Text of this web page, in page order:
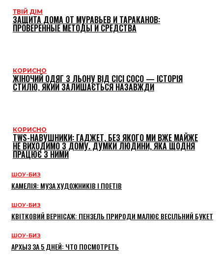
ТВІЙ ДІМ
ЗАЩИТА ДОМА ОТ МУРАВЬЕВ И ТАРАКАНОВ:
ПРОВЕРЕННЫЕ МЕТОДЫ И СРЕДСТВА
КОРИСНО
ЖІНОЧИЙ ОДЯГ З ЛЬОНУ ВІД CICI COCO — ІСТОРІЯ
СТИЛЮ, ЯКИЙ ЗАЛИШАЄТЬСЯ НАЗАВЖДИ
КОРИСНО
TWS-НАВУШНИКИ: ГАДЖЕТ, БЕЗ ЯКОГО МИ ВЖЕ МАЙЖЕ
НЕ ВИХОДИМО З ДОМУ. ДУМКИ ЛЮДИНИ, ЯКА ЩОДНЯ
ПРАЦЮЄ З НИМИ
ШОУ-БИЗ
КАМЕЛІЯ: МУЗА ХУДОЖНИКІВ І ПОЕТІВ
ШОУ-БИЗ
КВІТКОВИЙ ВЕРНІСАЖ: ПЕНЗЕЛЬ ПРИРОДИ МАЛЮЄ ВЕСІЛЬНИЙ БУКЕТ
ШОУ-БИЗ
АРХЫЗ ЗА 5 ДНЕЙ: ЧТО ПОСМОТРЕТЬ